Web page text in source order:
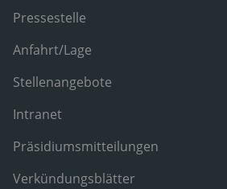
Pressestelle
Anfahrt/Lage
Stellenangebote
Intranet
Präsidiumsmitteilungen
Verkündungsblätter